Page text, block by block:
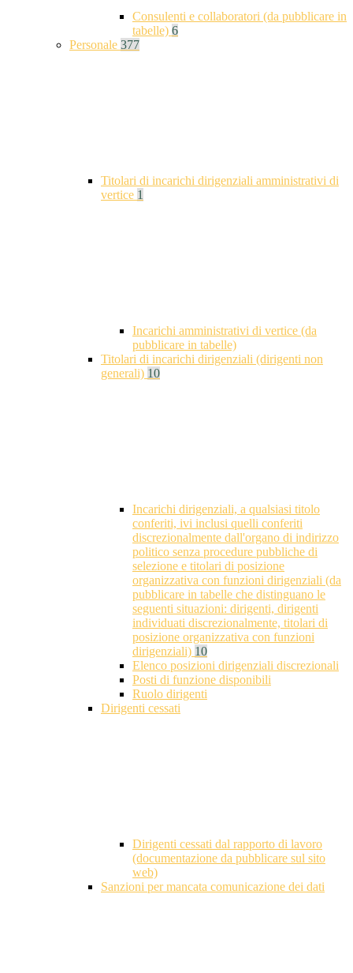
Consulenti e collaboratori (da pubblicare in
tabelle) 6
Personale 377
Titolari di incarichi dirigenziali amministrativi di
vertice 1
Incarichi amministrativi di vertice (da
pubblicare in tabelle)
Titolari di incarichi dirigenziali (dirigenti non
generali) 10
Incarichi dirigenziali, a qualsiasi titolo
conferiti, ivi inclusi quelli conferiti
discrezionalmente dall'organo di indirizzo
politico senza procedure pubbliche di
selezione e titolari di posizione
organizzativa con funzioni dirigenziali (da
pubblicare in tabelle che distinguano le
seguenti situazioni: dirigenti, dirigenti
individuati discrezionalmente, titolari di
posizione organizzativa con funzioni
dirigenziali) 10
Elenco posizioni dirigenziali discrezionali
Posti di funzione disponibili
Ruolo dirigenti
Dirigenti cessati
Dirigenti cessati dal rapporto di lavoro
(documentazione da pubblicare sul sito
web)
Sanzioni per mancata comunicazione dei dati